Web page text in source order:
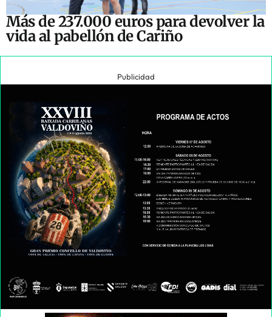
Más de 237.000 euros para devolver la
vida al pabellón de Cariño
Publicidad